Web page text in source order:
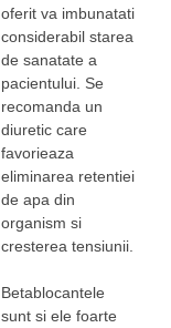
oferit va imbunatati
considerabil starea
de sanatate a
pacientului. Se
recomanda un
diuretic care
favorieaza
eliminarea retentiei
de apa din
organism si
cresterea tensiunii.
Betablocantele
sunt si ele foarte